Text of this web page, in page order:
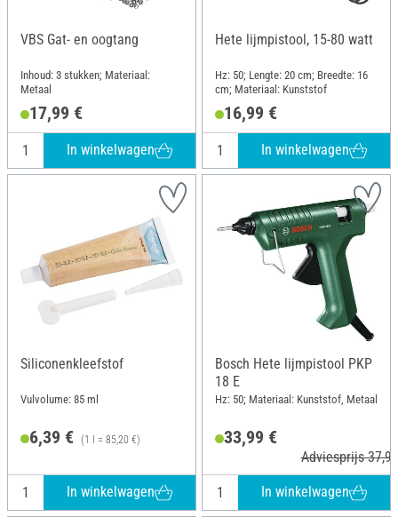
VBS Gat- en oogtang
Inhoud: 3 stukken; Materiaal:
Metaal
17,99 €
In winkelwagen
Hete lijmpistool, 15-80 watt
Hz: 50; Lengte: 20 cm; Breedte: 16
cm; Materiaal: Kunststof
16,99 €
In winkelwagen
Siliconenkleefstof
Vulvolume: 85 ml
6,39 € (1 l = 85,20 €)
In winkelwagen
Bosch Hete lijmpistool PKP
18 E
Hz: 50; Materiaal: Kunststof, Metaal
33,99 €
Adviesprijs
In winkelwagen